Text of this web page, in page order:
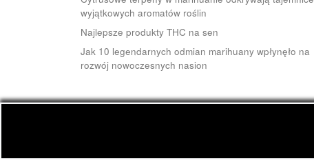
wyjątkowych aromatów roślin
Najlepsze produkty THC na sen
Jak 10 legendarnych odmian marihuany wpłynęło na
rozwój nowoczesnych nasion